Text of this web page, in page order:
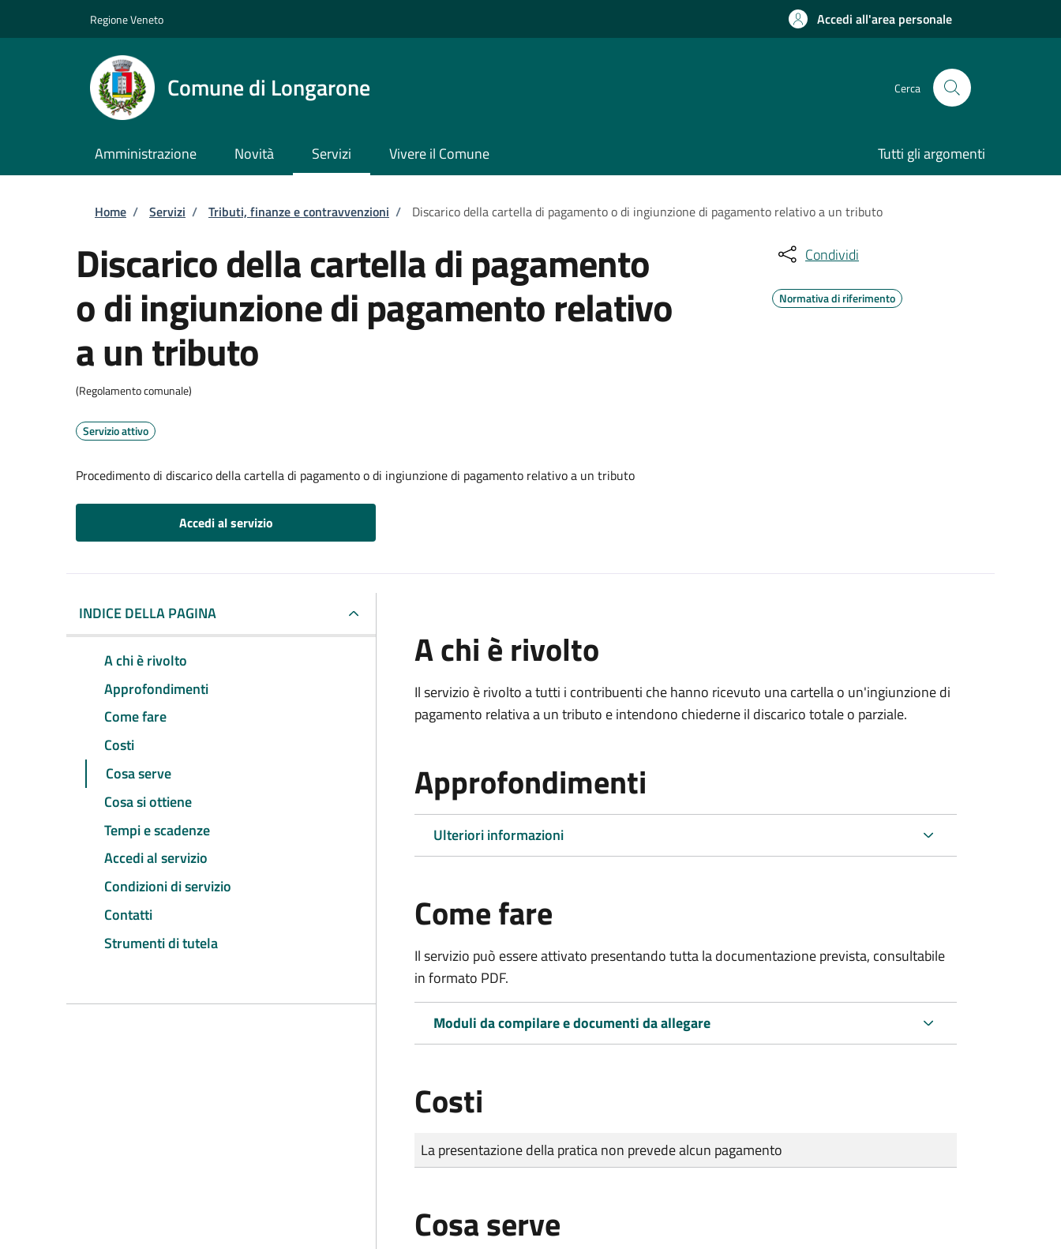
Regione Veneto Accedi all'area personale
Comune di Longarone Cerca
Amministrazione Novità Servizi Vivere il Comune Tutti gli argomenti
Briciole di pane
Home / Servizi / Tributi, finanze e contravvenzioni / Discarico della cartella di pagamento o di ingiunzione di pagamento relativo a un tributo
Discarico della cartella di pagamento
o di ingiunzione di pagamento relativo
a un tributo
(Regolamento comunale)
Servizio attivo
Procedimento di discarico della cartella di pagamento o di ingiunzione di pagamento relativo a un tributo
Accedi al servizio
Condividi
Normativa di riferimento
INDICE DELLA PAGINA
A chi è rivolto
Approfondimenti
Come fare
Costi
Cosa serve
Cosa si ottiene
Tempi e scadenze
Accedi al servizio
Condizioni di servizio
Contatti
Strumenti di tutela
A chi è rivolto
Il servizio è rivolto a tutti i contribuenti che hanno ricevuto una cartella o un'ingiunzione di
pagamento relativa a un tributo e intendono chiederne il discarico totale o parziale.
Approfondimenti
Ulteriori informazioni
Come fare
Il servizio può essere attivato presentando tutta la documentazione prevista, consultabile
in formato PDF.
Moduli da compilare e documenti da allegare
Costi
Tipo di pagamento
Importo
La presentazione della pratica non prevede alcun pagamento
Cosa serve